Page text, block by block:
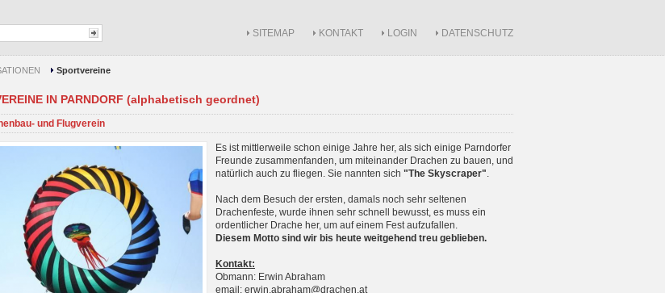
SITEMAP KONTAKT LOGIN DATENSCHUTZ
Sportvereine
IN PARNDORF (alphabetisch geordnet)
und Flugverein
Es ist mittlerweile schon einige Jahre her, als sich einige Parndorfer
Freunde zusammenfanden, um miteinander Drachen zu bauen, und
natürlich auch zu fliegen. Sie nannten sich "The Skyscraper".
Nach dem Besuch der ersten, damals noch sehr seltenen
Drachenfeste, wurde ihnen sehr schnell bewusst, es muss ein
ordentlicher Drache her, um auf einem Fest aufzufallen.
Diesem Motto sind wir bis heute weitgehend treu geblieben.
Kontakt:
Obmann: Erwin Abraham
email: erwin.abraham@drachen.at